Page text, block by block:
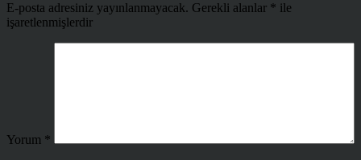
E-posta adresiniz yayınlanmayacak. Gerekli alanlar * ile
işaretlenmişlerdir
Yorum *